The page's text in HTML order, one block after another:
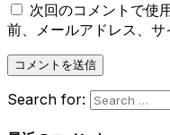
次回のコメントで使
前、メールアドレス、サ
Search for: